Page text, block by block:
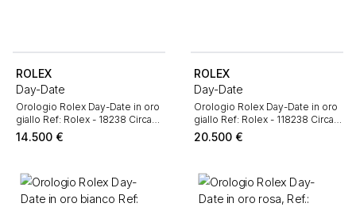
ROLEX
Day-Date
Orologio Rolex Day-Date in oro
giallo Ref: Rolex - 18238 Circa
1998
14.500 €
ROLEX
Day-Date
Orologio Rolex Day-Date in oro
giallo Ref: Rolex - 118238 Circa
1988
20.500 €